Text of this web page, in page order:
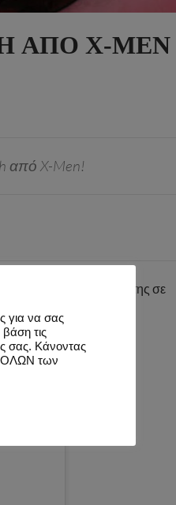
ΑΠΌ X-MEN
από X-Men!
για την μεταμόρφωση της σε
για να σας
τις
σας. Κάνοντας
ΟΛΩΝ των